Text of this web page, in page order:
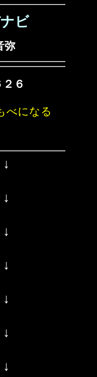
ビ
弥
６
べになる